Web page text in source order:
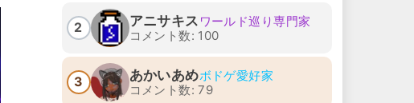
2 アニサキス ワールド巡り専門家
コメント数: 100
3 あかいあめボドゲ愛好家
コメント数: 79